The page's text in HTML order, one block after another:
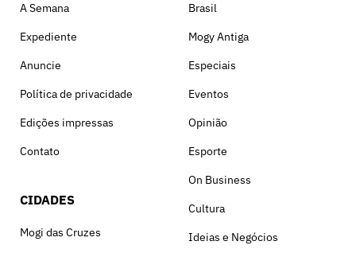
A Semana
Expediente
Anuncie
Política de privacidade
Edições impressas
Contato
CIDADES
Mogi das Cruzes
Brasil
Mogy Antiga
Especiais
Eventos
Opinião
Esporte
On Business
Cultura
Ideias e Negócios